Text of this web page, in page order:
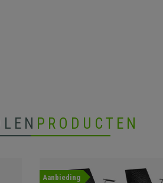
PRODUCTEN
Aanbieding